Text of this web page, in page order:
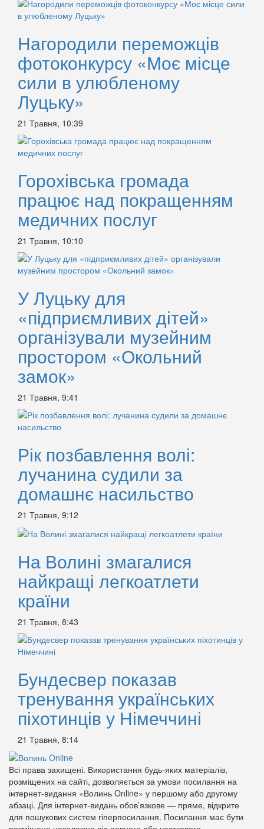
Нагородили переможців
фотоконкурсу «Моє місце
сили в улюбленому
Луцьку»
21 Травня, 10:39
Горохівська громада
працює над покращенням
медичних послуг
21 Травня, 10:10
У Луцьку для
«підприємливих дітей»
організували музейним
простором «Окольний
замок»
21 Травня, 9:41
Рік позбавлення волі:
лучанина судили за
домашнє насильство
21 Травня, 9:12
На Волині змагалися
найкращі легкоатлети
країни
21 Травня, 8:43
Бундесвер показав
тренування українських
піхотинців у Німеччині
21 Травня, 8:14
Всі права захищені. Використання будь-яких матеріалів,
розміщених на сайті, дозволяється за умови посилання на
інтернет-видання «Волинь Online» у першому або другому
абзаці. Для інтернет-видань обов’язкове — пряме, відкрите
для пошукових систем гіперпосилання. Посилання має бути